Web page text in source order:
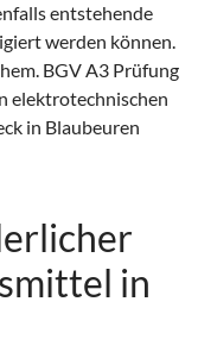
entstehende
werden können.
BGV A3 Prüfung
elektrotechnischen
in Blaubeuren
in